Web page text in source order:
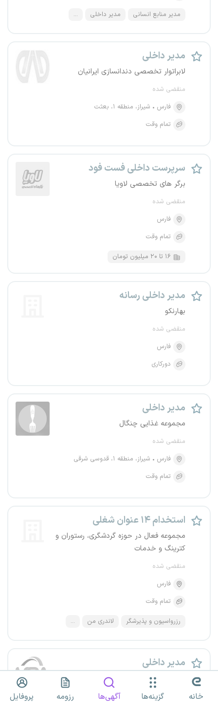
مدیر منابع انسانی مدیر داخلی ...
مدیر داخلی
لابراتوار تخصصی دندانسازی ایرانیان
منقضی شده
فارس
شیراز، منطقه ۱، بعثت
تمام وقت
سرپرست داخلی فست فود
برگر های تخصصی لاویا
منقضی شده
فارس
تمام وقت
۱۶ تا ۲۰ میلیون تومان
مدیر داخلی رسانه
بهارنکو
منقضی شده
فارس
دورکاری
مدیر داخلی
مجموعه غذایی چنگال
منقضی شده
فارس
شیراز، منطقه ۱، قدوسی شرقی
تمام وقت
استخدام ۱۴ عنوان شغلی
مجموعه فعال در حوزه گردشگری، رستوران و
کترینگ و خدمات
منقضی شده
فارس
تمام وقت
رزرواسیون و پذیرشگر لاندری من ...
مدیر داخلی
مس باران آریا
منقضی شده خانه گزینه‌ها آگهی‌ها رزومه پروفایل